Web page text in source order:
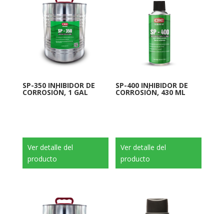
SP-350 INHIBIDOR DE
CORROSIÓN, 1 GAL
Ver detalle del
producto
SP-400 INHIBIDOR DE
CORROSIÓN, 430 ML
Ver detalle del
producto